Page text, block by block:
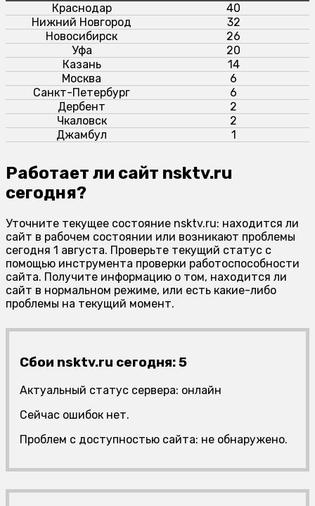
Краснодар
40
Нижний Новгород
32
Новосибирск
26
Уфа
20
Казань
14
Москва
6
Санкт-Петербург
6
Дербент
2
Чкаловск
2
Джамбул
1
Работает ли сайт nsktv.ru
сегодня?
Уточните текущее состояние nsktv.ru: находится ли
сайт в рабочем состоянии или возникают проблемы
сегодня 1 августа. Проверьте текущий статус с
помощью инструмента проверки работоспособности
сайта. Получите информацию о том, находится ли
сайт в нормальном режиме, или есть какие-либо
проблемы на текущий момент.
Сбои nsktv.ru сегодня: 5
Актуальный статус сервера: онлайн
Сейчас ошибок нет.
Проблем с доступностью сайта: не обнаружено.